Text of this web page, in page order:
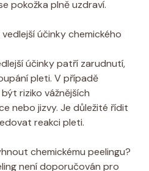
pokožka plně uzdraví.
účinky chemického
účinky patří zarudnutí,
pleti. V případě
riziko vážnějších
nebo jizvy. Je důležité řídit
reakci pleti.
chemickému peelingu?
není doporučován pro